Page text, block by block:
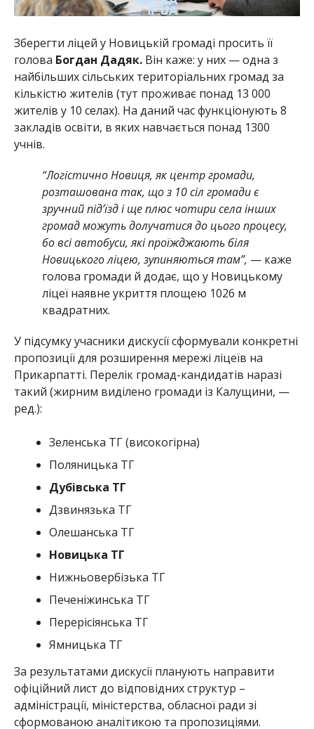
Зберегти ліцей у Новицькій громаді просить її
голова Богдан Дадяк. Він каже: у них — одна з
найбільших сільських територіальних громад за
кількістю жителів (тут проживає понад 13 000
жителів у 10 селах). На даний час функціонують 8
закладів освіти, в яких навчається понад 1300
учнів.
“Логістично Новиця, як центр громади,
розташована так, що з 10 сіл громади є
зручний під’їзд і ще плюс чотири села інших
громад можуть долучатися до цього процесу,
бо всі автобуси, які проїжджають біля
Новицького ліцею, зупиняються там”, — каже
голова громади й додає, що у Новицькому
ліцеї наявне укриття площею 1026 м
квадратних.
У підсумку учасники дискусії сформували конкретні
пропозиції для розширення мережі ліцеїв на
Прикарпатті. Перелік громад-кандидатів наразі
такий (жирним виділено громади із Калущини, —
ред.):
Зеленська ТГ (високогірна)
Поляницька ТГ
Дубівська ТГ
Дзвинязька ТГ
Олешанська ТГ
Новицька ТГ
Нижньовербізька ТГ
Печеніжинська ТГ
Перерісіянська ТГ
Ямницька ТГ
За результатами дискусії планують направити
офіційний лист до відповідних структур –
адміністрації, міністерства, обласної ради зі
сформованою аналітикою та пропозиціями.